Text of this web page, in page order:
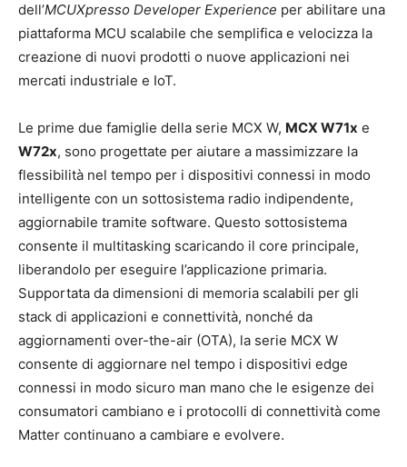
dell’MCUXpresso Developer Experience per abilitare una
piattaforma MCU scalabile che semplifica e velocizza la
creazione di nuovi prodotti o nuove applicazioni nei
mercati industriale e IoT.
Le prime due famiglie della serie MCX W, MCX W71x e
W72x, sono progettate per aiutare a massimizzare la
flessibilità nel tempo per i dispositivi connessi in modo
intelligente con un sottosistema radio indipendente,
aggiornabile tramite software. Questo sottosistema
consente il multitasking scaricando il core principale,
liberandolo per eseguire l’applicazione primaria.
Supportata da dimensioni di memoria scalabili per gli
stack di applicazioni e connettività, nonché da
aggiornamenti over-the-air (OTA), la serie MCX W
consente di aggiornare nel tempo i dispositivi edge
connessi in modo sicuro man mano che le esigenze dei
consumatori cambiano e i protocolli di connettività come
Matter continuano a cambiare e evolvere.